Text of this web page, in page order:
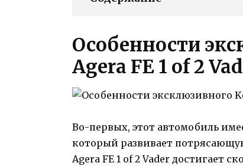
Особенности
Agera FE 1 of 2
Во-первых, этот автомобиль
который развивает
Аgera FE 1 of 2 Vader достигает